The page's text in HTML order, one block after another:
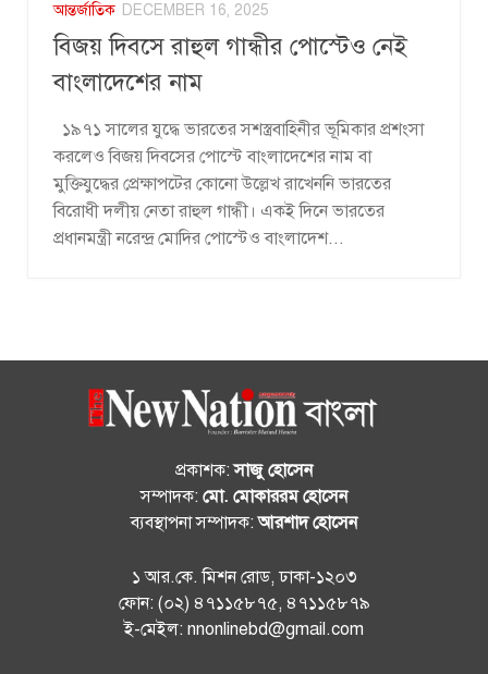
আন্তর্জাতিক DECEMBER 16, 2025
বিজয় দিবসে রাহুল গান্ধীর পোস্টেও নেই
বাংলাদেশের নাম
১৯৭১ সালের যুদ্ধে ভারতের সশস্ত্রবাহিনীর ভূমিকার প্রশংসা
করলেও বিজয় দিবসের পোস্টে বাংলাদেশের নাম বা
মুক্তিযুদ্ধের প্রেক্ষাপটের কোনো উল্লেখ রাখেননি ভারতের
বিরোধী দলীয় নেতা রাহুল গান্ধী। একই দিনে ভারতের
প্রধানমন্ত্রী নরেন্দ্র মোদির পোস্টেও বাংলাদেশ...
প্রকাশক:সাজু হোসেন
সম্পাদক: মো. মোকাররম হোসেন
ব্যবস্থাপনা সম্পাদক:আরশাদ হোসেন
১ আর.কে. মিশন রোড, ঢাকা-১২০৩
ফোন: (০২) ৪৭১১৫৮৭৫, ৪৭১১৫৮৭৯
ই-মেইল: nnonlinebd@gmail.com